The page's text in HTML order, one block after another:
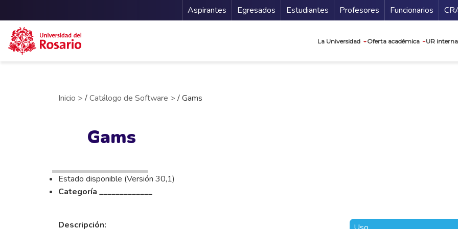
Menu Secundario
Aspirantes Egresados Estudiantes Profesores Funcionarios
La Universidad Oferta académica UR
Inicio > /Catálogo de Software > / Gams
Gams
Estado disponible (Versión 30,1)
Categoría _____________
Descripción: